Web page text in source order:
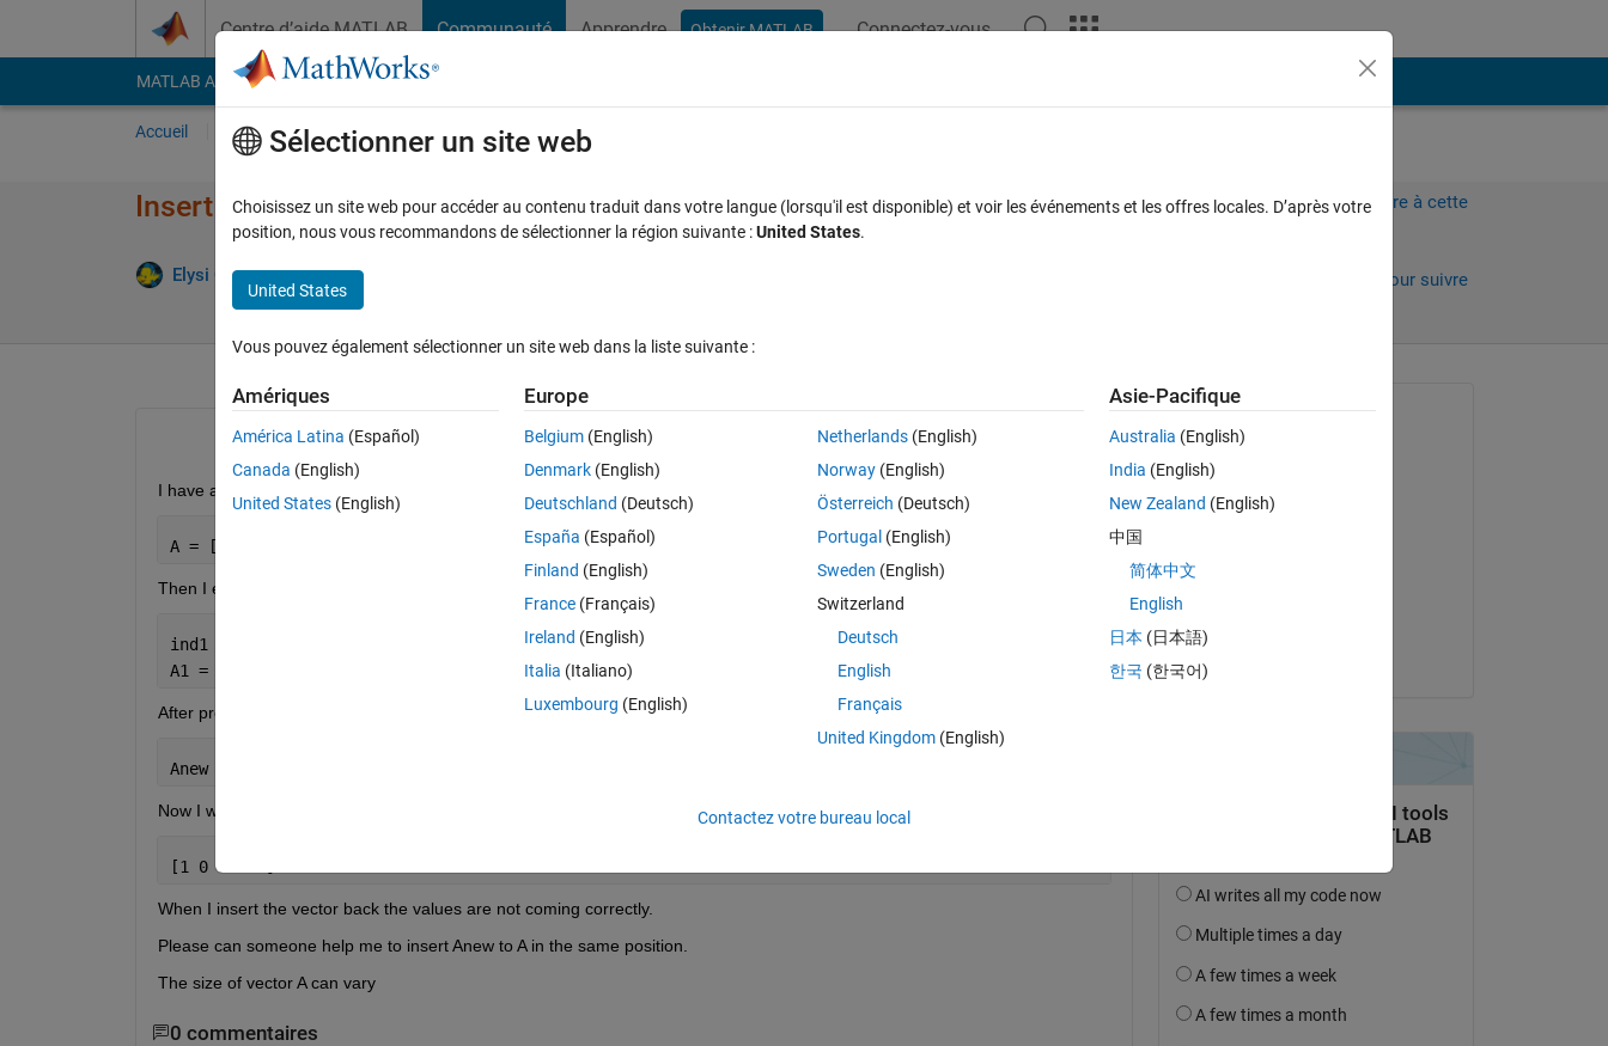
Centre d’aide MATLAB Communauté Apprendre Obtenir MATLAB Connectez-vous
MATLAB Answers File Exchange Cody
Accueil Poser une question Parcourir
Insert new values in specific position after processing
Elysi Cochin 12 Fév 2023
Connectez-vous pour répondre à cette
Connectez-vous pour suivre
Afficher commentaires plus anciens
Ouvrir dans MATLAB Online
I have a vector A of logical datatype size 5 x 1
A = [1 0 0 1 1 ];
Then I extracted the features where A = 1
ind1 = A(:,1) == 1;
A1 = Feat(ind1,:);
After processing I obtained a new vector
Theme
Anew  = [ 1 0 1]
Now I want to insert the Anew back to A in the to obtain the result as
[1 0 0 0 1]
When I insert the vector back the values are not coming correctly.
Please can someone help me to insert Anew to A in the same position.
The size of vector A can vary
0 commentaires
Elysi Cochin
le 12 Fév 2023
le 12 Fév 2023
Acceptée :
Sélectionner un site web
Choisissez un site web pour accéder au contenu traduit dans votre langue (lorsqu'il est disponible) et voir les événements et les offres locales. D’après votre
position, nous vous recommandons de sélectionner la région suivante :United States.
United States
Vous pouvez également sélectionner un site web dans la liste suivante :
Amériques
América Latina (Español)
Canada (English)
United States (English)
Europe
Belgium (English)
Denmark (English)
Deutschland (Deutsch)
España (Español)
Finland (English)
France (Français)
Ireland (English)
Italia (Italiano)
Luxembourg (English)
Netherlands(English)
Norway(English)
Österreich (Deutsch)
Portugal (English)
Sweden (English)
Switzerland
Deutsch
English
Français
United Kingdom(English)
Asie-Pacifique
Australia (English)
India (English)
New Zealand (English)
中国
简体中文
English
日本 (日本語)
한국 (한국어)
Contactez votre bureau local